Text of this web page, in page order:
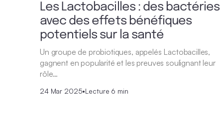
Les Lactobacilles : des bactéries
avec des effets bénéfiques
potentiels sur la santé
Un groupe de probiotiques, appelés Lactobacilles,
gagnent en popularité et les preuves soulignant leur
rôle…
24 Mar 2025•Lecture 6 min